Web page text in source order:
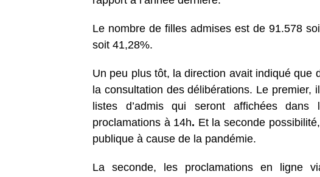
Le nombre de filles admises est de 91.578
soit 41,28%.
Un peu plus tôt, la direction avait indiqué que
la consultation des délibérations. Le premier,
listes d’admis qui seront affichées dans
proclamations à 14h. Et la seconde
publique à cause de la pandémie.
La seconde, les proclamations en ligne